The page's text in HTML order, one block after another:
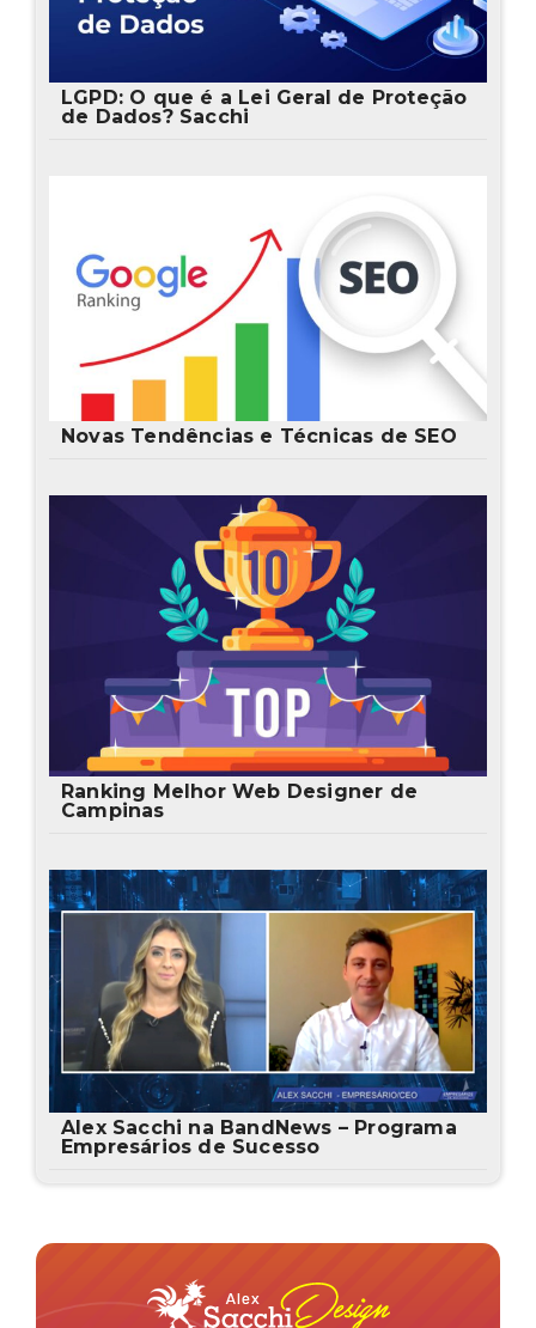
LGPD: O que é a Lei Geral de Proteção
de Dados? Sacchi
Novas Tendências e Técnicas de SEO
Ranking Melhor Web Designer de
Campinas
Alex Sacchi na BandNews – Programa
Empresários de Sucesso